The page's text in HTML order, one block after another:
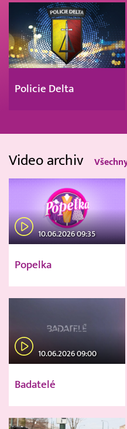
Policie Delta
Video archiv
10.06.2026 09:35
Popelka
10.06.2026 09:00
Badatelé